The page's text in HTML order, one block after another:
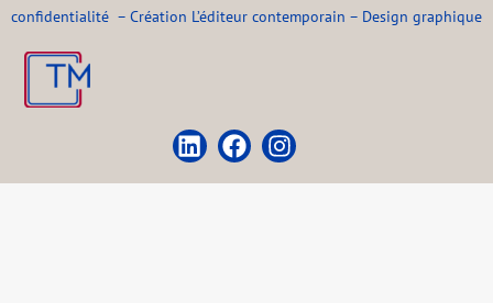
confidentialité – Création L’éditeur contemporain – Design graphique